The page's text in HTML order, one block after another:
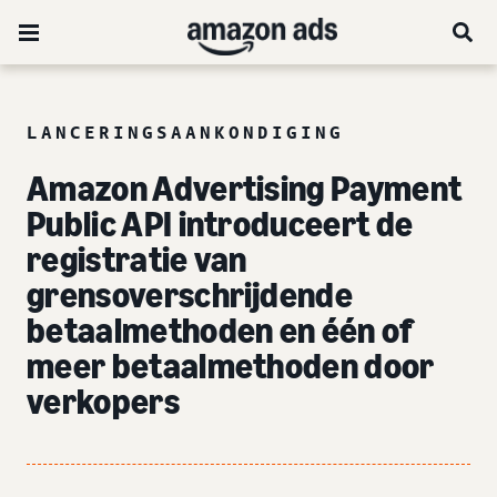
LANCERINGSAANKONDIGING
Amazon Advertising Payment
Public API introduceert de
registratie van
grensoverschrijdende
betaalmethoden en één of
meer betaalmethoden door
verkopers